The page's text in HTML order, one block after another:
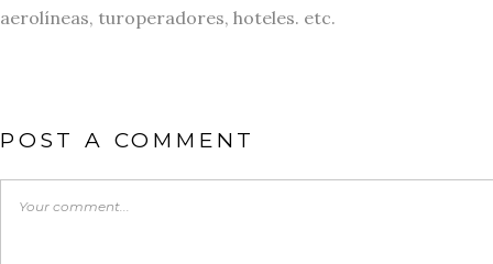
aerolíneas, turoperadores, hoteles. etc.
POST A COMMENT